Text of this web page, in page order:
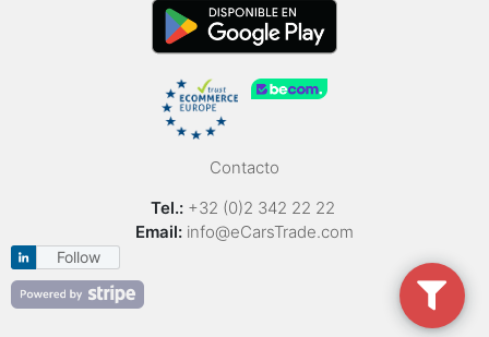
Contacto
Tel.: +32 (0)2 342 22 22
Email: info@eCarsTrade.com
Follow